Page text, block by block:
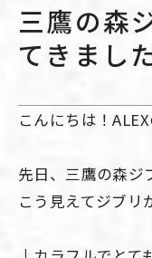
三鷹の森
てきまし
こんにちは！ALEX
先日、三鷹の森ジ
こう見えてジブリ